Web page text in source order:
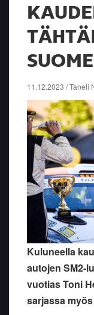
11.12.2023 / Taneli
Kuluneella
autojen SM2-
vuotias Toni
sarjassa